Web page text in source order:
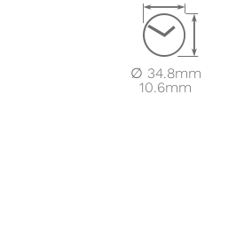
Z
∅ 34.8mm
10.6mm